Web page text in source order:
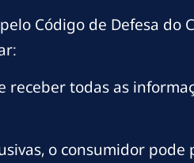
Código de Defesa do
receber todas as
o consumidor